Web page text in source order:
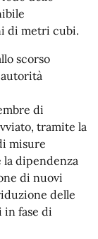
di metri cubi.
scorso
di
tramite la
misure
dipendenza
di nuovi
delle
fase di